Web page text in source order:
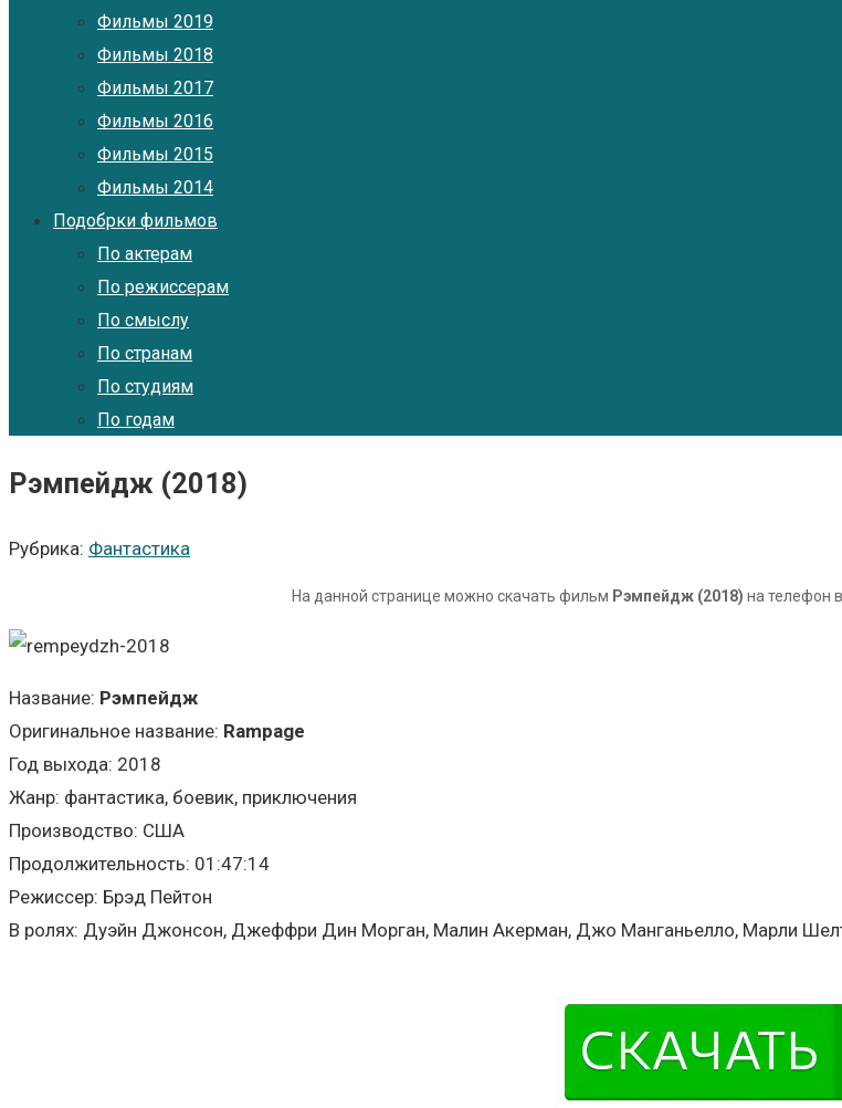
Фильмы 2019
Фильмы 2018
Фильмы 2017
Фильмы 2016
Фильмы 2015
Фильмы 2014
Подобрки фильмов
По актерам
По режиссерам
По смыслу
По странам
По студиям
По годам
Рэмпейдж (2018)
Рубрика: Фантастика
На данной странице можно скачать фильм Рэмпейдж (2018) на телефон
Название: Рэмпейдж
Оригинальное название: Rampage
Год выхода: 2018
Жанр: фантастика, боевик, приключения
Производство: США
Продолжительность: 01:47:14
Режиссер: Брэд Пейтон
В ролях: Дуэйн Джонсон, Джеффри Дин Морган, Малин Акерман, Джо Манганьелло, Марли